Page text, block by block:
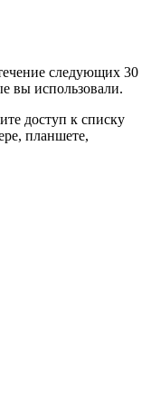
следующих 30
вы использовали.
доступ к списку
планшете,